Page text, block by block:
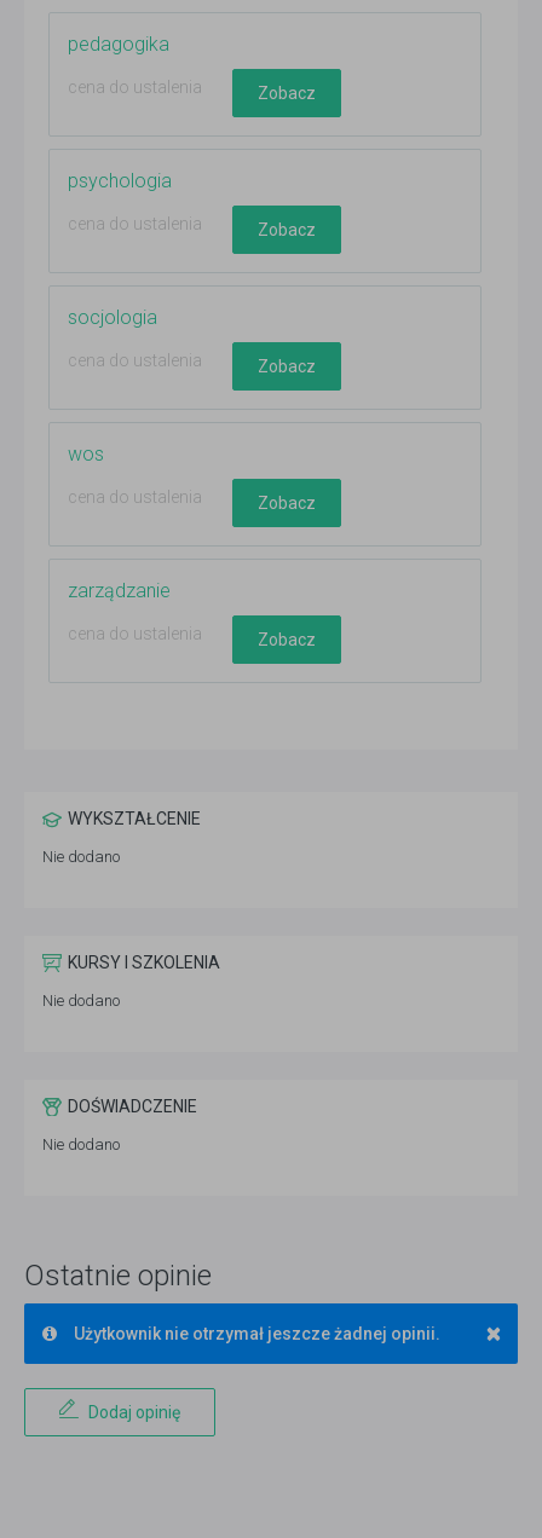
pedagogika
cena do ustalenia Zobacz
psychologia
cena do ustalenia Zobacz
socjologia
cena do ustalenia Zobacz
wos
cena do ustalenia Zobacz
zarządzanie
cena do ustalenia Zobacz
WYKSZTAŁCENIE
Nie dodano
KURSY I SZKOLENIA
Nie dodano
DOŚWIADCZENIE
Nie dodano
Ostatnie opinie
×
Użytkownik nie otrzymał jeszcze żadnej opinii.
Dodaj opinię